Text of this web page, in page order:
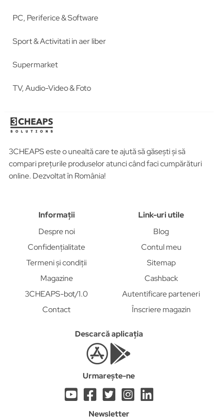
PC, Periferice & Software
Sport & Activitati in aer liber
Supermarket
TV, Audio-Video & Foto
3CHEAPS este o unealtă care te ajută să găsești și să
compari prețurile produselor atunci când faci cumpărături
online. Dezvoltat în România!
Informații
Despre noi
Confidențialitate
Termeni și condiții
Magazine
3CHEAPS-bot/1.0
Contact
Link-uri utile
Blog
Contul meu
Sitemap
Cashback
Autentificare parteneri
Înscriere magazin
Descarcă aplicația
Urmarește-ne
Newsletter